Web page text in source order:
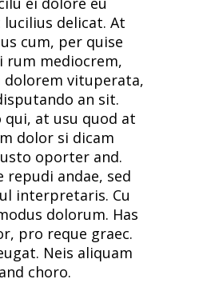
delicat. At
cum, per quise
rum mediocrem,
dolorem vituperata,
an sit.
at usu quod at
dolor si dicam
oporter and.
repudi andae, sed
interpretaris. Cu
dolorum. Has
pro reque graec.
Neis aliquam
choro.